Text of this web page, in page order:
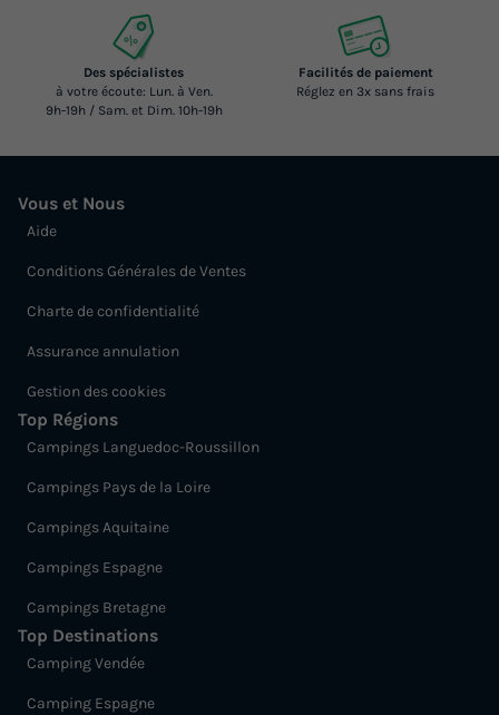
Des spécialistes
à votre écoute: Lun. à Ven.
9h-19h / Sam. et Dim. 10h-19h
Facilités de paiement
Réglez en 3x sans frais
Vous et Nous
Aide
Conditions Générales de Ventes
Charte de confidentialité
Assurance annulation
Gestion des cookies
Top Régions
Campings Languedoc-Roussillon
Campings Pays de la Loire
Campings Aquitaine
Campings Espagne
Campings Bretagne
Top Destinations
Camping Vendée
Camping Espagne